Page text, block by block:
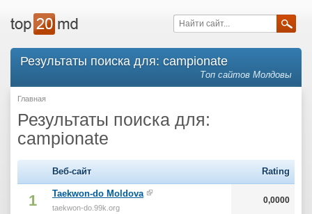
Результаты поиска для: campionate
Топ сайтов Молдовы
Главная
Результаты поиска для:
campionate
Веб-сайт Rating
1 Taekwon-do Moldova
taekwon-do.99k.org
0,0000